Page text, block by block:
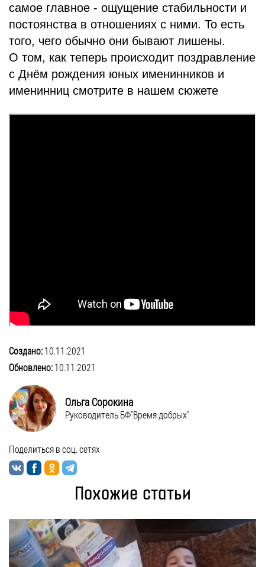
самое главное - ощущение стабильности и
постоянства в отношениях с ними. То есть
того, чего обычно они бывают лишены.
О том, как теперь происходит поздравление
с Днём рождения юных именинников и
именинниц смотрите в нашем сюжете
Создано:10.11.2021
Обновлено:10.11.2021
Ольга Сорокина
Руководитель БФ"Время добрых"
Поделиться в соц. сетях
Похожие статьи